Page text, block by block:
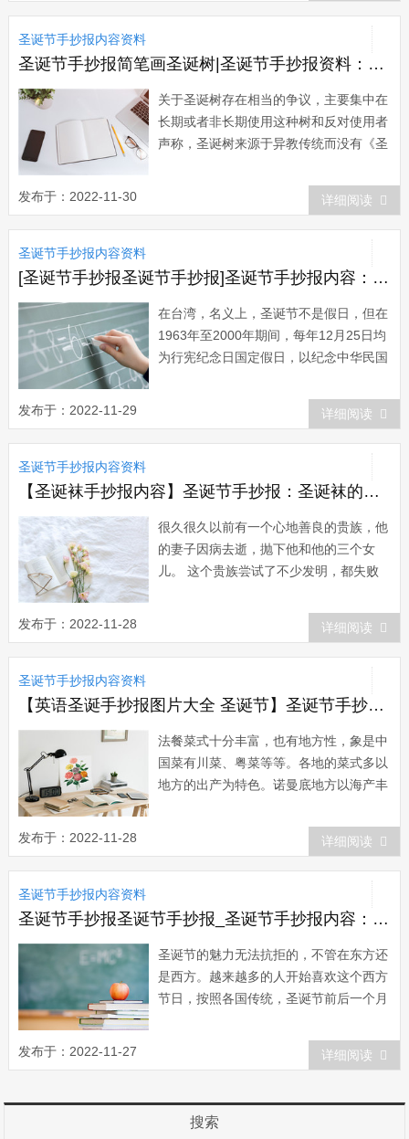
么东西。12月市面上只有苹果这种水果
卖，于是他们就吃苹果庆祝，喻意有新年
里，平...
圣诞节手抄报内容资料
圣诞节手抄报简笔画圣诞树|圣诞节手抄报资料：关于圣诞树的争论
关于圣诞树存在相当的争议，主要集中在
长期或者非长期使用这种树和反对使用者
声称，圣诞树来源于异教传统而没有《圣
念于1990年代晚期 (可能更早)产生于美
国和加拿大试图将它推广到整个冬季假期
而不知是在特殊宗教假期。福克斯新闻撰
发布于：2022-11-30 详细阅读
圣诞节手抄报内容资料
[圣诞节手抄报圣诞节手抄报]圣诞节手抄报内容：亚洲圣诞节习俗
在台湾，名义上，圣诞节不是假日，但在
1963年至2000年期间，每年12月25日均
为行宪纪念日国定假日，以纪念中华民国
实施，所以圣诞节虽然在名义上不是假
日，但却很凑巧地放假一天。1998年，
台湾实施隔周周休二日，同时取消部分国
定假日，以减少因假期太多而做成的...
发布于：2022-11-29 详细阅读
圣诞节手抄报内容资料
【圣诞袜手抄报内容】圣诞节手抄报：圣诞袜的传说
很久很久以前有一个心地善良的贵族，他
的妻子因病去逝，抛下他和他的三个女
儿。 这个贵族尝试了不少发明，都失败
不搬到一家农舍里生活，他的女儿们也只
得亲自烧煮、缝纫和打扫。一晃几年过
去，女儿们陆续到了出嫁的年龄，父亲却
变得更加沮丧，因为他没钱给女儿们买嫁
妆。一天晚上...
发布于：2022-11-28 详细阅读
圣诞节手抄报内容资料
【英语圣诞手抄报图片大全 圣诞节】圣诞节手抄报：法式圣诞大餐
法餐菜式十分丰富，也有地方性，象是中
国菜有川菜、粤菜等等。各地的菜式多以
地方的出产为特色。诺曼底地方以海产丰
产葡萄，白葡萄酒及蜗牛菜式便十分出众
(蜗牛是吃葡萄叶长大的，这样才能长得
又肥又壮);法国的西南部皮里格地方和东
北部阿尔萨斯则出产美味的鹅肝，南部曼
顿地方...
发布于：2022-11-28 详细阅读
圣诞节手抄报内容资料
圣诞节手抄报圣诞节手抄报_圣诞节手抄报内容：圣诞节的巨大魅力
圣诞节的魅力无法抗拒的，不管在东方还
是西方。越来越多的人开始喜欢这个西方
节日，按照各国传统，圣诞节前后一个月
凡。人们都在计划着争相购买送给朋友和
家人的圣诞节礼物。圣诞节即将到来时，
老人的圣诞礼物。“圣诞老人&rdq...
发布于：2022-11-27 详细阅读
搜索